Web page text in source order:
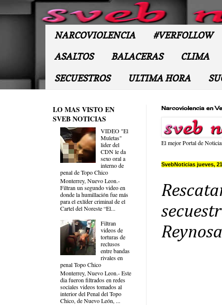
NARCOVIOLENCIA #VERFOLLOW
ASALTOS BALACERAS CLIMA
SECUESTROS ULTIMA HORA
Narcoviolencia en
El mejor Portal de
SvebNoticias jueves,
Reynosa
LO MAS VISTO EN
SVEB NOTICIAS
VIDEO "El
Muletas"
lider del
CDN le da
sexo oral a
interno de
penal de Topo Chico
Monterrey, Nuevo Leon.-
Filtran un segundo video en
donde la humillación fue más
para el exlíder criminal de el
Cartel del Noreste “El...
Filtran
videos de
torturas de
reclusos
entre bandas
rivales en
penal Topo Chico
Monterrey, Nuevo Leon.- Este
dia fueron filtrados en redes
sociales videos tomados al
interior del Penal del Topo
Chico, de Nuevo León, ...